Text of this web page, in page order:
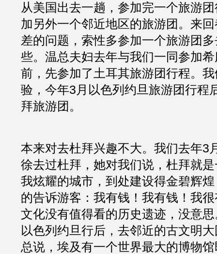
从美国出去一趟，参加完一个旅游
加另外一个邻近地区的旅游团。来
差的问题，索性多参加一个旅游团
些。温总夫妇去年与我们一同参加
前，先参加了土耳其旅游团行程。
验，今年3月以色列约旦旅游团行程
拜旅游团。
本来对去杜拜兴趣不大。我们去年3
徐去过杜拜，她对我们说，杜拜就
我炫耀的城市，到处建设得金碧辉
的告诉游客：我有钱！我有钱！我
文化没有值得看的历史遗迹，没意
以色列约旦行后，去邻近的古文明
总说，埃及有一个世界最大的博物